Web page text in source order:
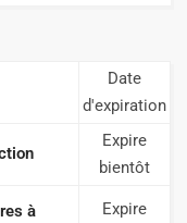
Date
d'expiration
Expire
bientôt
à
Expire